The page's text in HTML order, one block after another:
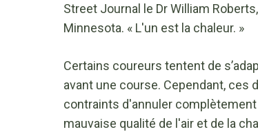
Street Journal le Dr William
Minnesota. « L'un est la chaleur. »
Certains coureurs tentent de
avant une course. Cependant, ces
contraints d'annuler
mauvaise qualité de l'air et de la